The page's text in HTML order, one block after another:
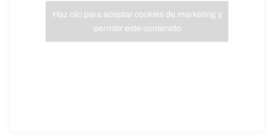
Haz clic para aceptar cookies de marketing y
permitir este contenido